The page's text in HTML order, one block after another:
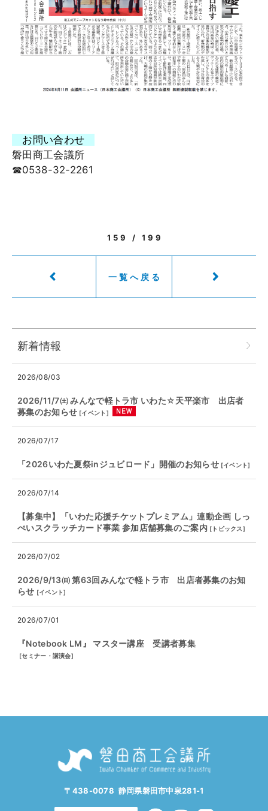
お問い合わせ
磐田商工会議所
☎0538-32-2261
159 / 199
一覧へ戻る
新着情報
2026/08/03
2026/11/7㈯ みんなで軽トラ市 いわた☆天平楽市 出店者
募集のお知らせ [イベント ]
2026/07/17
「2026いわた夏祭inジュビロード」開催のお知らせ [イベント]
2026/07/14
【募集中】「いわた応援チケットプレミアム」連動企画 しっ
ぺいスクラッチカード事業 参加店舗募集のご案内 [ トピックス]
2026/07/02
2026/9/13㈰ 第63回みんなで軽トラ市 出店者募集のお知
らせ [イベント]
2026/07/01
『Notebook LM』 マスター講座 受講者募集
[セミナー・講演会]
〒438-0078 静岡県磐田市中泉281-1